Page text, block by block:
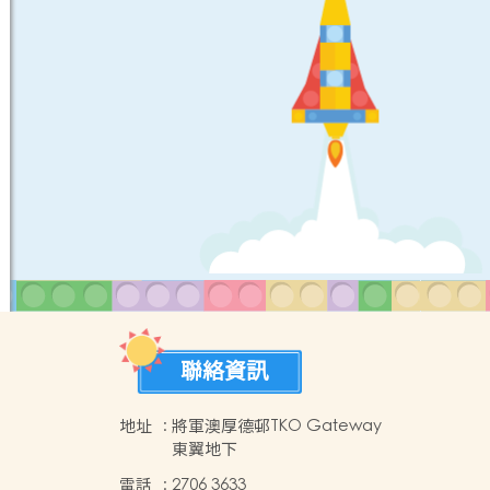
聯絡資訊
地址 : 將軍澳厚德邨TKO Gateway
東翼地下
電話 : 2706 3633